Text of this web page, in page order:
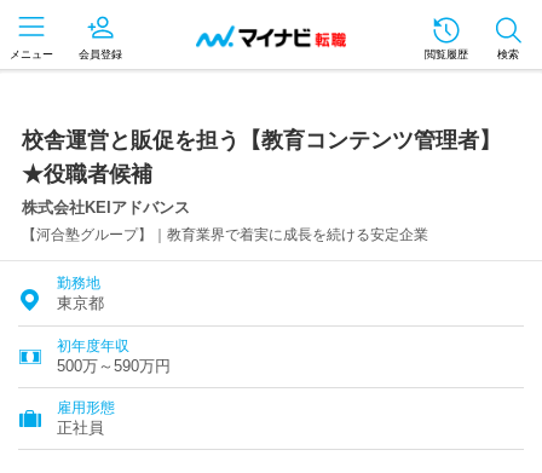
メニュー 会員登録 閲覧履歴 検索
校舎運営と販促を担う【教育コンテンツ管理者】
★役職者候補
株式会社KEIアドバンス
【河合塾グループ】｜教育業界で着実に成長を続ける安定企業
勤務地
東京都
初年度年収
500万～590万円
雇用形態
正社員